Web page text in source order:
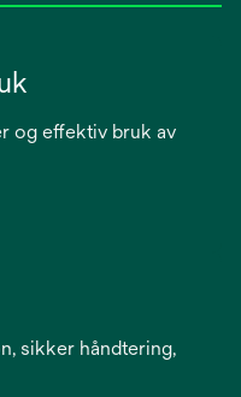
og effektiv bruk av
sikker håndtering,